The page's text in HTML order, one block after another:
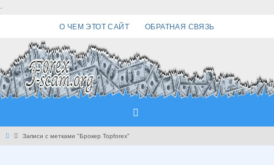
.
О ЧЕМ ЭТОТ САЙТ ОБРАТНАЯ СВЯЗЬ
Главная
Записи с метками "Брокер Topforex"